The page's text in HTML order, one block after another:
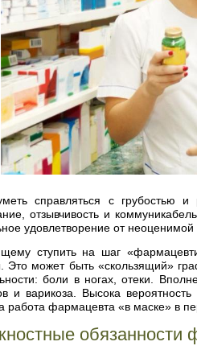
справляться с грубостью
отзывчивость и
удовлетворение от
ступить на шаг
Это может быть «скользящий»
боли в ногах, отеки.
и варикоза. Высока
работа фармацевта «в маске» в
обязанности